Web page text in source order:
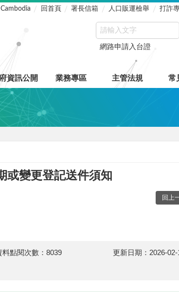
Cambodia 回首頁 署長信箱 人口販運檢舉 打詐
網路申請入台證
資訊公開 業務專區 主管法規 常
或變更登記送件須知
回上
料點閱次數：8039 更新日期： 2026-02-